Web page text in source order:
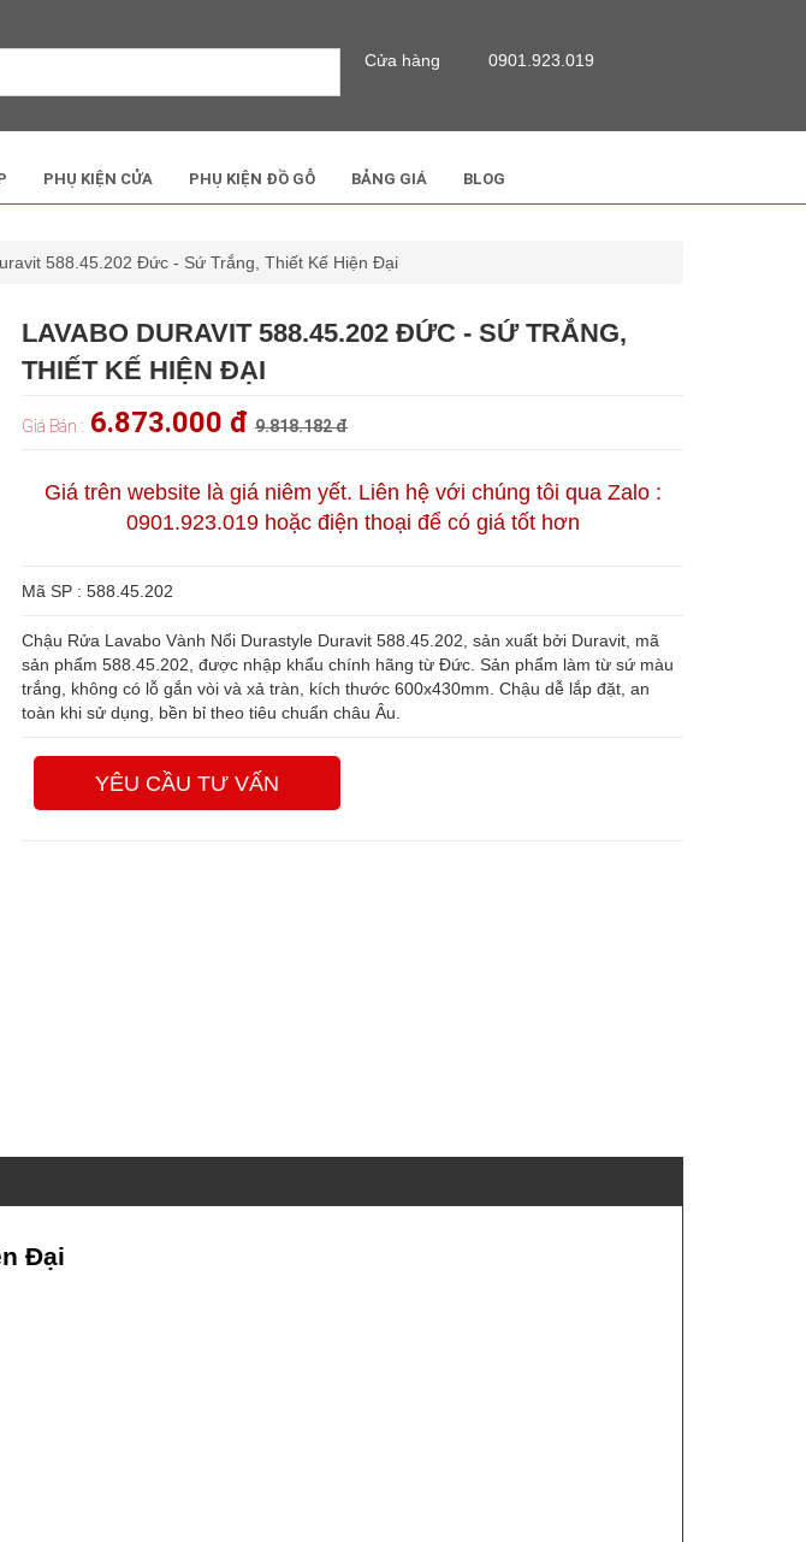
Cửa hàng 0901.923.019
PHỤ KIỆN CỬA PHỤ KIỆN ĐỒ GỖ BẢNG GIÁ BLOG
588.45.202 Đức - Sứ Trắng, Thiết Kế Hiện Đại
LAVABO DURAVIT 588.45.202 ĐỨC - SỨ TRẮNG,
THIẾT KẾ HIỆN ĐẠI
Giá Bán : 6.873.000 đ 9.818.182 đ
Giá trên website là giá niêm yết. Liên hệ với chúng tôi qua Zalo :
0901.923.019 hoặc điện thoại để có giá tốt hơn
Mã SP : 588.45.202
Chậu Rửa Lavabo Vành Nổi Durastyle Duravit 588.45.202, sản xuất bởi Duravit, mã
sản phẩm 588.45.202, được nhập khẩu chính hãng từ Đức. Sản phẩm làm từ sứ màu
trắng, không có lỗ gắn vòi và xả tràn, kích thước 600x430mm. Chậu dễ lắp đặt, an
toàn khi sử dụng, bền bỉ theo tiêu chuẩn châu Âu.
YÊU CẦU TƯ VẤN
Đại